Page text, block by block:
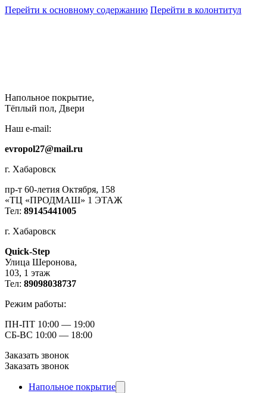
Перейти к основному содержанию Перейти в колонтитул
Напольное покрытие,
Тёплый пол, Двери
Наш e-mail:
evropol27@mail.ru
г. Хабаровск
пр-т 60-летия Октября, 158
«ТЦ «ПРОДМАШ» 1 ЭТАЖ
Тел: 89145441005
г. Хабаровск
Quick-Step
​Улица Шеронова,
103, ​1 этаж
Тел: 89098038737
Режим работы:
ПН-ПТ 10:00 — 19:00
СБ-ВС 10:00 — 18:00
Заказать звонок
Заказать звонок
Напольное покрытие